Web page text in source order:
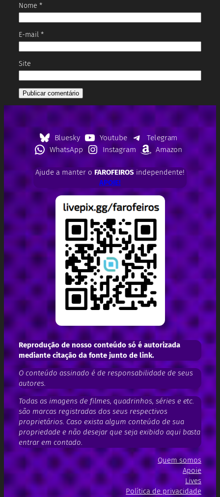
Nome *
E-mail *
Site
Bluesky Youtube
Telegram
WhatsApp
Instagram Amazon
Ajude a manter o FAROFEIROSindependente!
APOIE!
Reprodução de nosso conteúdo só é autorizada
mediante citação da fonte junto de link.
O conteúdo assinado é de responsabilidade de seus
autores.
Todas as imagens de filmes, quadrinhos, séries e etc.
são marcas registradas dos seus respectivos
proprietários. Caso exista algum conteúdo de sua
propriedade e não desejar que seja exibido aqui basta
entrar em contado.
Quem somos
Apoie
Lives
Política de privacidade